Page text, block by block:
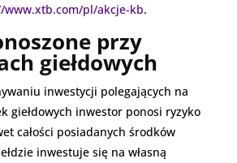
www.xtb.com/pl/akcje-kb.
przy
giełdowych
inwestycji polegających na
giełdowych inwestor ponosi ryzyko
całości posiadanych środków
inwestuje się na własną